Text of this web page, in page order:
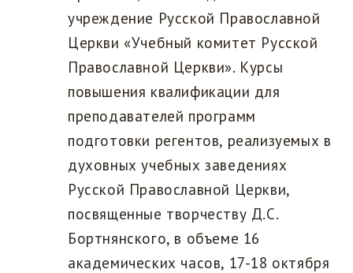
учреждение Русской Православной
Церкви «Учебный комитет Русской
Православной Церкви». Курсы
повышения квалификации для
преподавателей программ
подготовки регентов, реализуемых в
духовных учебных заведениях
Русской Православной Церкви,
посвященные творчеству Д.С.
Бортнянского, в объеме 16
академических часов, 17-18 октября